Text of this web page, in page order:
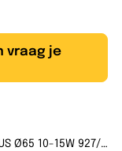
vraag je
10-15W 927/930/940 36° wit